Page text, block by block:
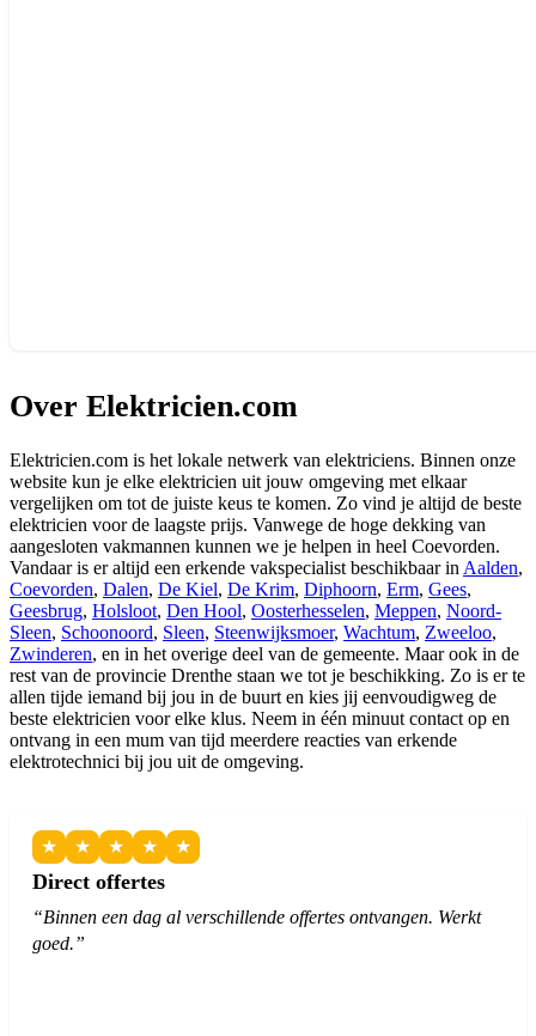
Over Elektricien.com
Elektricien.com is het lokale netwerk van elektriciens. Binnen onze
website kun je elke elektricien uit jouw omgeving met elkaar
vergelijken om tot de juiste keus te komen. Zo vind je altijd de beste
elektricien voor de laagste prijs. Vanwege de hoge dekking van
aangesloten vakmannen kunnen we je helpen in heel Coevorden.
Vandaar is er altijd een erkende vakspecialist beschikbaar in Aalden,
Coevorden, Dalen, De Kiel, De Krim, Diphoorn, Erm, Gees,
Geesbrug, Holsloot, Den Hool, Oosterhesselen, Meppen, Noord-
Sleen, Schoonoord, Sleen, Steenwijksmoer, Wachtum, Zweeloo,
Zwinderen, en in het overige deel van de gemeente. Maar ook in de
rest van de provincie Drenthe staan we tot je beschikking. Zo is er te
allen tijde iemand bij jou in de buurt en kies jij eenvoudigweg de
beste elektricien voor elke klus. Neem in één minuut contact op en
ontvang in een mum van tijd meerdere reacties van erkende
elektrotechnici bij jou uit de omgeving.
★ ★ ★ ★ ★
Direct offertes
“Binnen een dag al verschillende offertes ontvangen. Werkt
goed.”